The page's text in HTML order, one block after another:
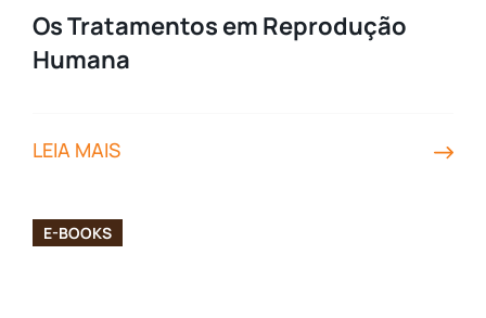
Os Tratamentos em Reprodução
Humana
LEIA MAIS
E-BOOKS